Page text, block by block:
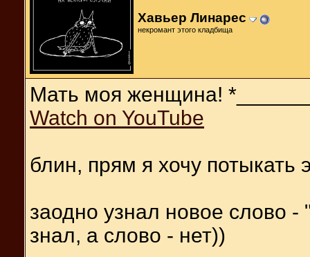
Хавьер Линарес
некромант этого кладбища
Мать моя женщина!
Watch on YouTube
блин, прям я хочу потыкать
заодно узнал новое слово
знал, а слово - нет))